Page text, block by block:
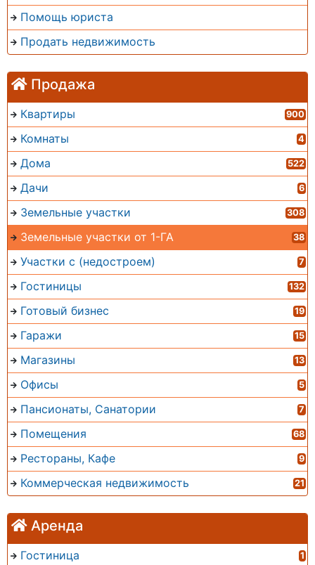
Помощь юриста
Продать недвижимость
Продажа
Квартиры 900
Комнаты 4
Дома 522
Дачи 6
Земельные участки 308
Земельные участки от 1-ГА 38
Участки с (недостроем) 7
Гостиницы 132
Готовый бизнес 19
Гаражи 15
Магазины 13
Офисы 5
Пансионаты, Санатории 7
Помещения 68
Рестораны, Кафе 9
Коммерческая недвижимость 21
Аренда
Гостиница 1